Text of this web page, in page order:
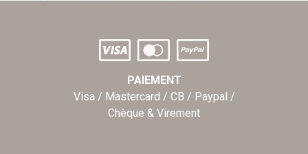
PAIEMENT
Visa / Mastercard / CB / Paypal /
Chèque & Virement